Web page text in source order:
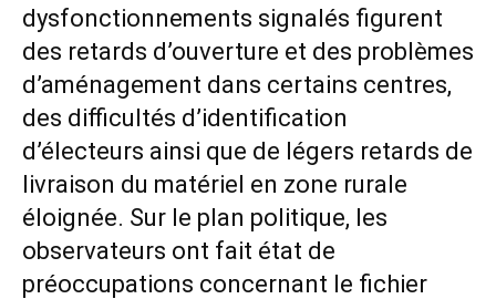
dysfonctionnements signalés figurent
des retards d’ouverture et des problèmes
d’aménagement dans certains centres,
des difficultés d’identification
d’électeurs ainsi que de légers retards de
livraison du matériel en zone rurale
éloignée. Sur le plan politique, les
observateurs ont fait état de
préoccupations concernant le fichier